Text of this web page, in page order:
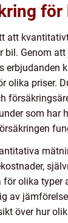
för
att
bil. Genom
erbjudanden
olika priser.
som har
olika typer
av
över hur